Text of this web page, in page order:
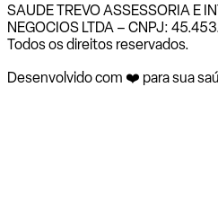
SAUDE TREVO ASSESSORIA E
NEGOCIOS LTDA – CNPJ:
Todos os direitos reservados.
Desenvolvido com ❤️ para sua